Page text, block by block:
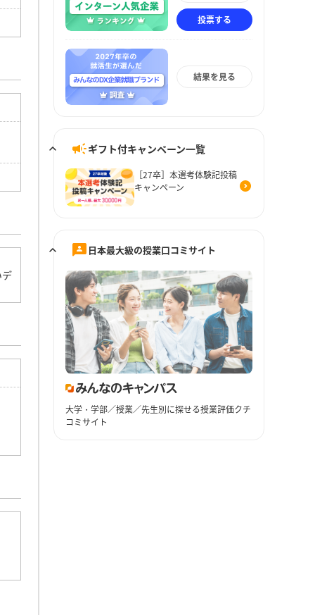
投票する
結果を見る
ギフト付キャンペーン一覧
［27卒］本選考体験記投稿
キャンペーン
日本最大級の授業口コミサイト
大学・学部／授業／先生別に探せる授業評価クチ
コミサイト